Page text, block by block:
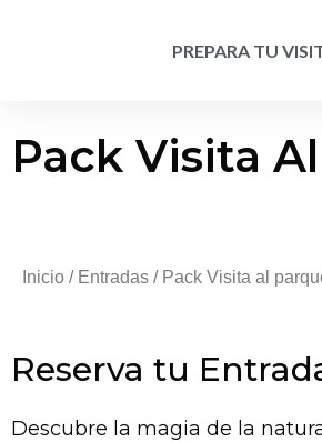
PREPARA TU
Pack Visita
Inicio / Entradas / Pack Visita al
Reserva tu
Descubre la magia de la